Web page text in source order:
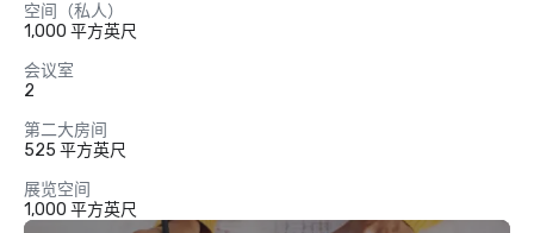
空间（私人）
1,000 平方英尺
会议室
2
第二大房间
525 平方英尺
展览空间
1,000 平方英尺